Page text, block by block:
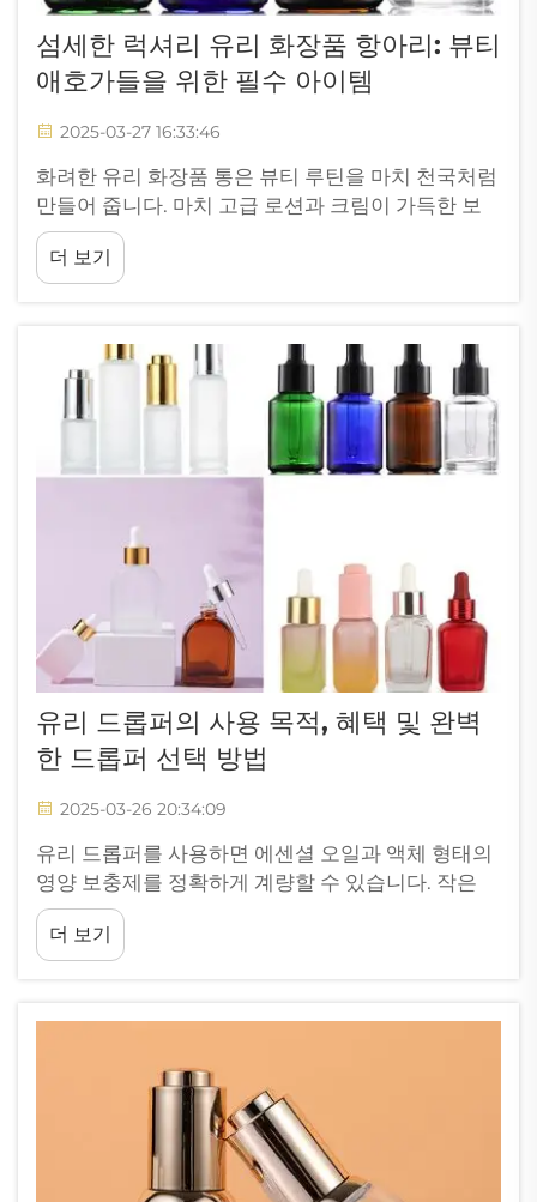
섬세한 럭셔리 유리 화장품 항아리: 뷰티
애호가들을 위한 필수 아이템
2025-03-27 16:33:46
화려한 유리 화장품 통은 뷰티 루틴을 마치 천국처럼
만들어 줍니다. 마치 고급 로션과 크림이 가득한 보
물상자처럼, 우리를 더욱 아름답고 멋지게 만들어 주
는 제품들로 가득합니다. 화장품 크림 같은 세련된
뷰티 패키징 유리 통을 상상해 보세요. 시원하고...
더 보기
유리 드롭퍼의 사용 목적, 혜택 및 완벽
한 드롭퍼 선택 방법
2025-03-26 20:34:09
유리 드롭퍼를 사용하면 에센셜 오일과 액체 형태의
영양 보충제를 정확하게 계량할 수 있습니다. 작은
병 안에서 오일이나 보충제를 어떻게 그렇게 정확하
게 측정하는지 궁금해 본 적이 있나요? 그 답은 유리
드롭퍼라는 장치에 있습니다. 다음을 고려해 보세
더 보기